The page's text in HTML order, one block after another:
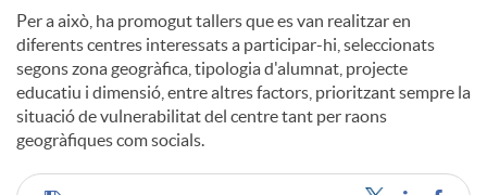
g
u
t
Per a això, ha promogut tallers que es van realitzar en
diferents centres interessats a participar-hi, seleccionats
segons zona geogràfica, tipologia d'alumnat, projecte
educatiu i dimensió, entre altres factors, prioritzant sempre la
situació de vulnerabilitat del centre tant per raons
geogràfiques com socials.